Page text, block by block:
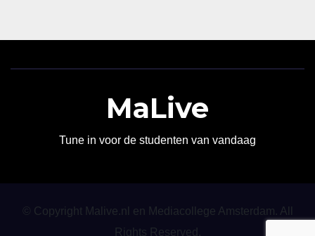
MaLive
Tune in voor de studenten van vandaag
© Copyright Malive.nl en Mediacollege Amsterdam. All
Rights Reserved.